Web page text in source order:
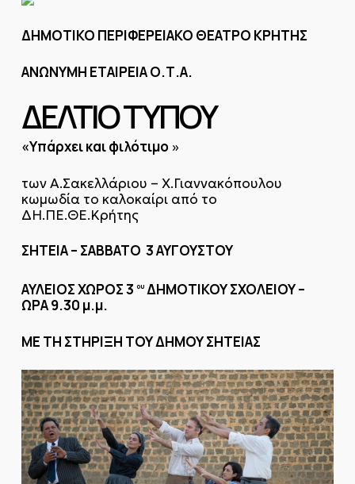
ΔΗΜΟΤΙΚΟ ΠΕΡΙΦΕΡΕΙΑΚΟ ΘΕΑΤΡΟ ΚΡΗΤΗΣ
ΑΝΩΝΥΜΗ ΕΤΑΙΡΕΙΑ Ο.Τ.Α.
ΔΕΛΤΙΟ ΤΥΠΟΥ
«Υπάρχει και φιλότιμο»
των Α.Σακελλάριου – Χ.Γιαννακόπουλου
κωμωδία το καλοκαίρι από το
ΔΗ.ΠΕ.ΘΕ.Κρήτης
ΣΗΤΕΙΑ – ΣΑΒΒΑΤΟ 3 ΑΥΓΟΥΣΤΟΥ
ΑΥΛΕΙΟΣ ΧΩΡΟΣ 3 ουΔΗΜΟΤΙΚΟΥ ΣΧΟΛΕΙΟΥ –
ΩΡΑ 9.30 μ.μ.
ΜΕ ΤΗ ΣΤΗΡΙΞΗ ΤΟΥ ΔΗΜΟΥ ΣΗΤΕΙΑΣ